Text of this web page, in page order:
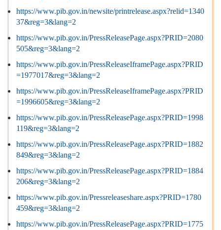
https://www.pib.gov.in/newsite/printrelease.aspx?relid=1340
37&reg=3&lang=2
https://www.pib.gov.in/PressReleasePage.aspx?PRID=2080
505&reg=3&lang=2
https://www.pib.gov.in/PressReleaseIframePage.aspx?PRID
=1977017&reg=3&lang=2
https://www.pib.gov.in/PressReleaseIframePage.aspx?PRID
=1996605&reg=3&lang=2
https://www.pib.gov.in/PressReleasePage.aspx?PRID=1998
119&reg=3&lang=2
https://www.pib.gov.in/PressReleasePage.aspx?PRID=1882
849&reg=3&lang=2
https://www.pib.gov.in/PressReleasePage.aspx?PRID=1884
206&reg=3&lang=2
https://www.pib.gov.in/Pressreleaseshare.aspx?PRID=1780
459&reg=3&lang=2
https://www.pib.gov.in/PressReleasePage.aspx?PRID=1775